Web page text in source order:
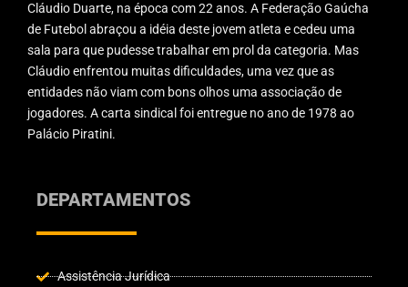
Cláudio Duarte, na época com 22 anos. A Federação Gaúcha
de Futebol abraçou a idéia deste jovem atleta e cedeu uma
sala para que pudesse trabalhar em prol da categoria. Mas
Cláudio enfrentou muitas dificuldades, uma vez que as
entidades não viam com bons olhos uma associação de
jogadores. A carta sindical foi entregue no ano de 1978 ao
Palácio Piratini.
DEPARTAMENTOS
Assistência Jurídica